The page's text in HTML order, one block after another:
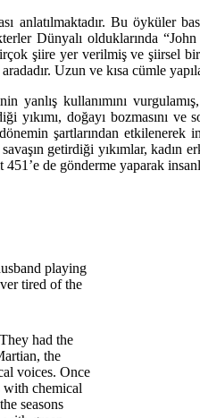
anlatılmaktadır. Bu öyküler
Dünyalı olduklarında
şiire yer verilmiş ve şiirsel
Uzun ve kısa cümle
kullanımını
yıkımı, doğayı bozmasını
şartlarından
savaşın getirdiği yıkımlar,
de gönderme yaparak
playing
tired of the
had the
the
voices. Once
with chemical
seasons